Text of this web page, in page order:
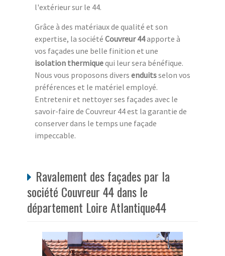
l'extérieur sur le 44.
Grâce à des matériaux de qualité et son
expertise, la société Couvreur 44apporte à
vos façades une belle finition et une
isolation thermiquequi leur sera bénéfique.
Nous vous proposons divers enduitsselon vos
préférences et le matériel employé.
Entretenir et nettoyer ses façades avec le
savoir-faire de Couvreur 44 est la garantie de
conserver dans le temps une façade
impeccable.
Ravalement des façades par la
société Couvreur 44 dans le
département Loire Atlantique44